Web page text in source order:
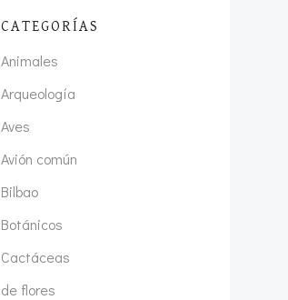
CATEGORÍAS
Animales
Arqueología
Aves
Avión común
Bilbao
Botánicos
Cactáceas
de flores